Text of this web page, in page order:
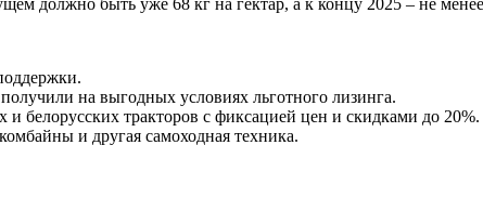
должно быть уже 68 кг на гектар, а к концу 2025 – не
на выгодных условиях льготного лизинга.
белорусских тракторов с фиксацией цен и скидками до
и другая самоходная техника.